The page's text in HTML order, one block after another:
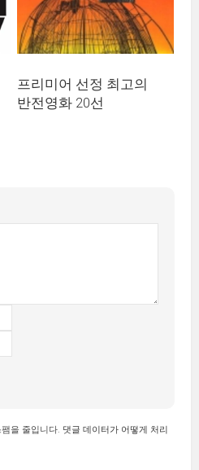
프리미어 선정 최고의
반전영화 20선
을 줄입니다. 댓글 데이터가 어떻게 처리